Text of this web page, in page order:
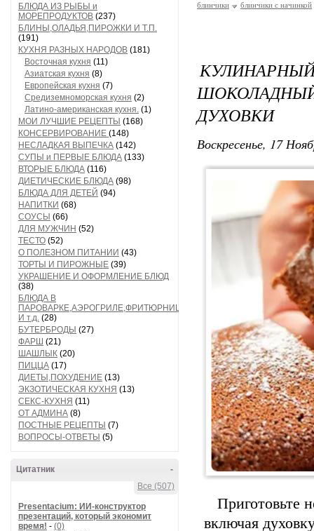
БЛЮДА ИЗ РЫБЫ и
МОРЕПРОДУКТОВ (237)
БЛИНЫ,ОЛАДЬЯ,ПИРОЖКИ И Т.П.
(191)
КУХНЯ РАЗНЫХ НАРОДОВ (181)
Восточная кухня (11)
Азиатская кухня (8)
Европейская кухня (7)
Средиземноморская кухня (2)
Латино-американская кухня. (1)
МОИ ЛУЧШИЕ РЕЦЕПТЫ (168)
КОНСЕРВИРОВАНИЕ (148)
НЕСЛАДКАЯ ВЫПЕЧКА (142)
СУПЫ и ПЕРВЫЕ БЛЮДА (133)
ВТОРЫЕ БЛЮДА (116)
ДИЕТИЧЕСКИЕ БЛЮДА (98)
БЛЮДА ДЛЯ ДЕТЕЙ (94)
НАПИТКИ (68)
СОУСЫ (66)
ДЛЯ МУЖЧИН (52)
ТЕСТО (52)
О ПОЛЕЗНОМ ПИТАНИИ (43)
ТОРТЫ И ПИРОЖНЫЕ (39)
УКРАШЕНИЕ И ОФОРМЛЕНИЕ БЛЮД
(38)
БЛЮДА В
ПАРОВАРКЕ,АЭРОГРИЛЕ,ФРИТЮРНИЦЕ
И т.д. (28)
БУТЕРБРОДЫ (27)
ФАРШ (21)
ШАШЛЫК (20)
ПИЦЦА (17)
ДИЕТЫ,ПОХУДЕНИЕ (13)
ЭКЗОТИЧЕСКАЯ КУХНЯ (13)
СЕКС-КУХНЯ (11)
ОТ АДМИНА (8)
ПОСТНЫЕ РЕЦЕПТЫ (7)
ВОПРОСЫ-ОТВЕТЫ (5)
-
Цитатник
Все (507)
Presentacium: ИИ‑конструктор
презентаций, который экономит
время! - (0)
блинчики
блинчики с начинкой
ДУХОВКИ
Воскресенье, 17
Приготовьте
включая